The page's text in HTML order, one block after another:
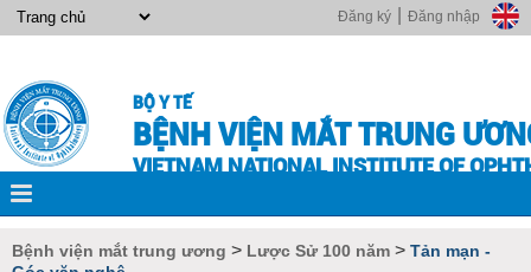
Đăng nhập
Đăng ký
BỘ Y TẾ
BỆNH VIỆN MẮT TRUNG
VIETNAM NATIONAL INSTITUTE OF
Bệnh viện mắt trung ương > Lược Sử 100 năm > Tản mạn -